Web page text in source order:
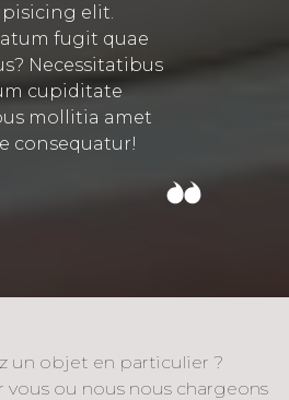
elit.
fugit quae
Necessitatibus
cupiditate
mollitia amet
consequatur!
un objet en particulier ?
vous ou nous nous chargeons